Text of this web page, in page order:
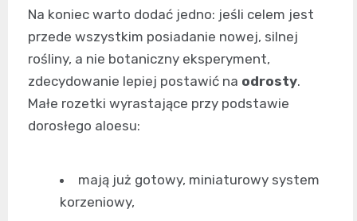
Na koniec warto dodać jedno: jeśli celem jest
przede wszystkim posiadanie nowej, silnej
rośliny, a nie botaniczny eksperyment,
zdecydowanie lepiej postawić na odrosty.
Małe rozetki wyrastające przy podstawie
dorosłego aloesu:
mają już gotowy, miniaturowy system
korzeniowy,